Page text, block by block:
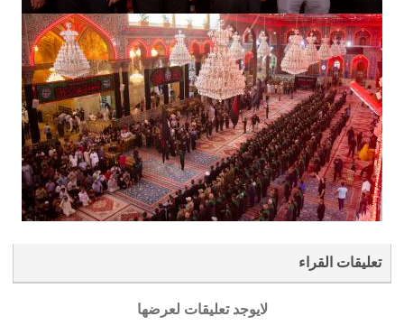
تعليقات القراء
لايوجد تعليقات لعرضها